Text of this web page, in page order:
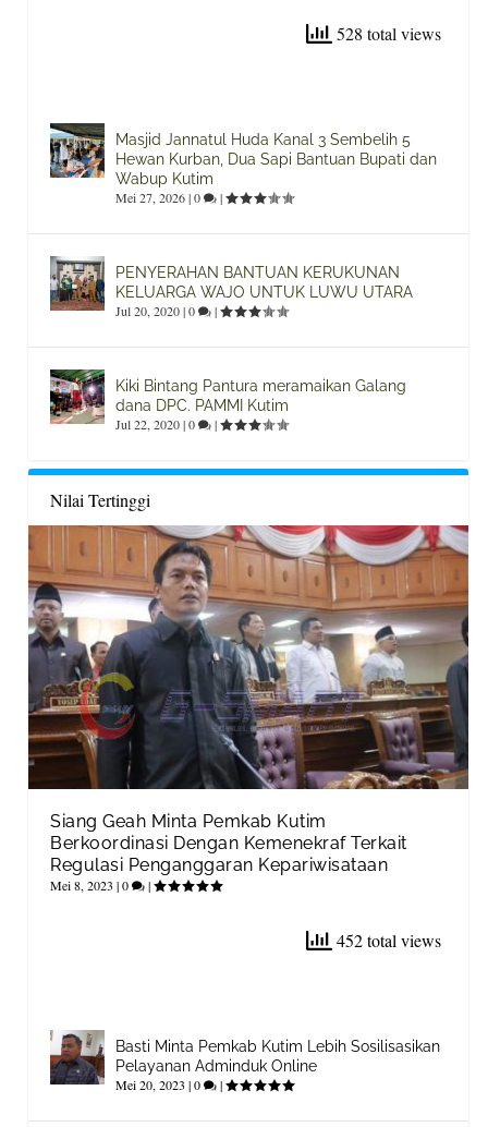
528 total views
Masjid Jannatul Huda Kanal 3 Sembelih 5
Hewan Kurban, Dua Sapi Bantuan Bupati dan
Wabup Kutim
Mei 27, 2026|0 |
PENYERAHAN BANTUAN KERUKUNAN
KELUARGA WAJO UNTUK LUWU UTARA
Jul 20, 2020|0 |
Kiki Bintang Pantura meramaikan Galang
dana DPC. PAMMI Kutim
Jul 22, 2020|0 |
Nilai Tertinggi
Siang Geah Minta Pemkab Kutim
Berkoordinasi Dengan Kemenekraf Terkait
Regulasi Penganggaran Kepariwisataan
Mei 8, 2023 |0 |
452 total views
Basti Minta Pemkab Kutim Lebih Sosilisasikan
Pelayanan Adminduk Online
Mei 20, 2023 |0 |